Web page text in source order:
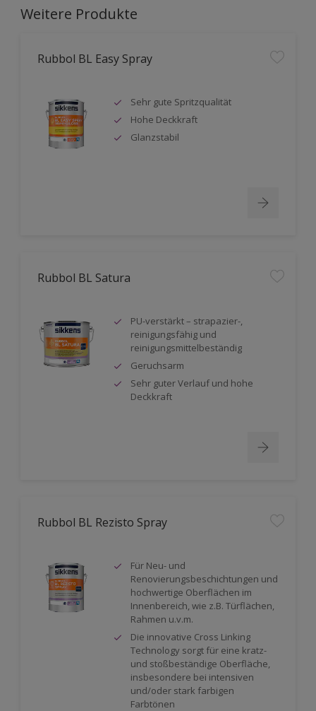
Weitere Produkte
Rubbol BL Easy Spray
Sehr gute Spritzqualität
Hohe Deckkraft
Glanzstabil
Rubbol BL Satura
PU-verstärkt – strapazier-,
reinigungsfähig und
reinigungsmittelbeständig
Geruchsarm
Sehr guter Verlauf und hohe
Deckkraft
Rubbol BL Rezisto Spray
Für Neu- und
Renovierungsbeschichtungen und
hochwertige Oberflächen im
Innenbereich, wie z.B. Türflächen,
Rahmen u.v.m.
Die innovative Cross Linking
Technology sorgt für eine kratz-
und stoßbeständige Oberfläche,
insbesondere bei intensiven
und/oder stark farbigen
Farbtönen